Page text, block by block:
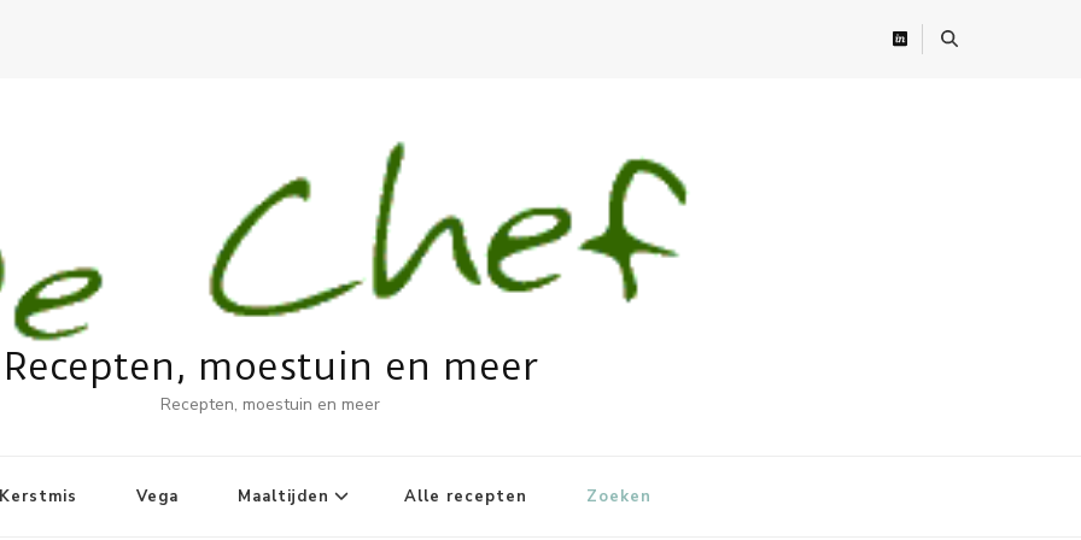
Recepten, moestuin en meer
Recepten, moestuin en meer
Vega Maaltijden Alle recepten Zoeken